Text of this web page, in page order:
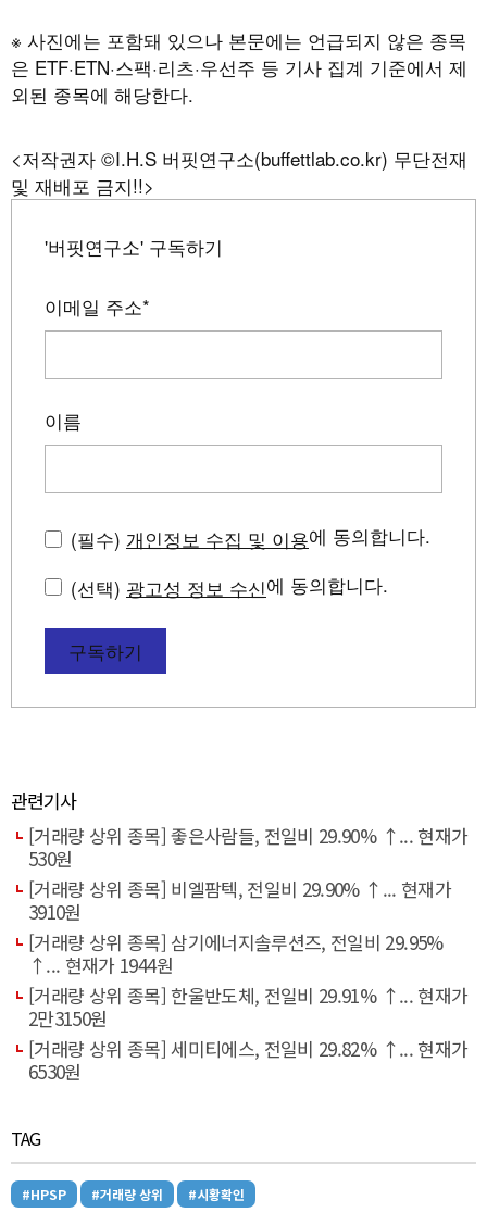
※ 사진에는 포함돼 있으나 본문에는 언급되지 않은 종목
은 ETF·ETN·스팩·리츠·우선주 등 기사 집계 기준에서 제
외된 종목에 해당한다.
<저작권자 ©I.H.S 버핏연구소(buffettlab.co.kr) 무단전재
및 재배포 금지!!>
'버핏연구소' 구독하기
이메일 주소*
이름
(필수) 개인정보 수집 및 이용에 동의합니다.
(선택) 광고성 정보 수신에 동의합니다.
구독하기
관련기사
[거래량 상위 종목] 좋은사람들, 전일비 29.90% ↑... 현재가
530원
[거래량 상위 종목] 비엘팜텍, 전일비 29.90% ↑... 현재가
3910원
[거래량 상위 종목] 삼기에너지솔루션즈, 전일비 29.95%
↑... 현재가 1944원
[거래량 상위 종목] 한울반도체, 전일비 29.91% ↑... 현재가
2만3150원
[거래량 상위 종목] 세미티에스, 전일비 29.82% ↑... 현재가
6530원
TAG
#HPSP #거래량 상위 #시황확인